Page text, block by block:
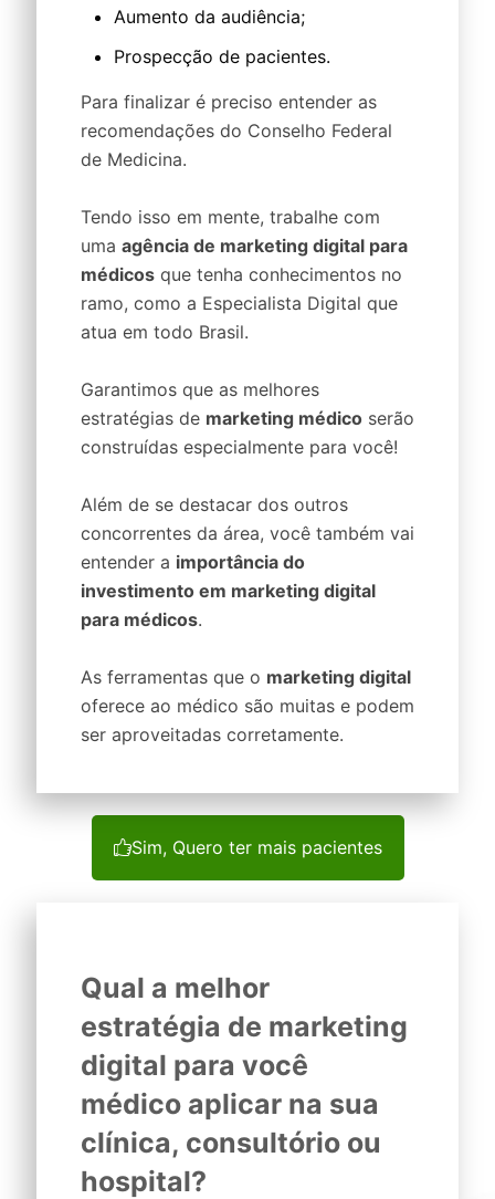
Aumento da audiência;
Prospecção de pacientes.
Para finalizar é preciso entender as
recomendações do Conselho Federal
de Medicina.
Tendo isso em mente, trabalhe com
uma agência de marketing digital para
médicos que tenha conhecimentos no
ramo, como a Especialista Digital que
atua em todo Brasil.
Garantimos que as melhores
estratégias de marketing médico serão
construídas especialmente para você!
Além de se destacar dos outros
concorrentes da área, você também vai
entender a importância do
investimento em marketing digital
para médicos.
As ferramentas que o marketing digital
oferece ao médico são muitas e podem
ser aproveitadas corretamente.
Sim, Quero ter mais pacientes
Qual a melhor
estratégia de marketing
digital para você
médico aplicar na sua
clínica, consultório ou
hospital?